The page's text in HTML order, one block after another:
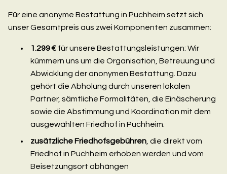
Für eine anonyme Bestattung in Puchheim setzt sich
unser Gesamtpreis aus zwei Komponenten zusammen:
1.299 € für unsere Bestattungsleistungen: Wir
kümmern uns um die Organisation, Betreuung und
Abwicklung der anonymen Bestattung. Dazu
gehört die Abholung durch unseren lokalen
Partner, sämtliche Formalitäten, die Einäscherung
sowie die Abstimmung und Koordination mit dem
ausgewählten Friedhof in Puchheim.
zusätzliche Friedhofsgebühren , die direkt vom
Friedhof in Puchheim erhoben werden und vom
Beisetzungsort abhängen